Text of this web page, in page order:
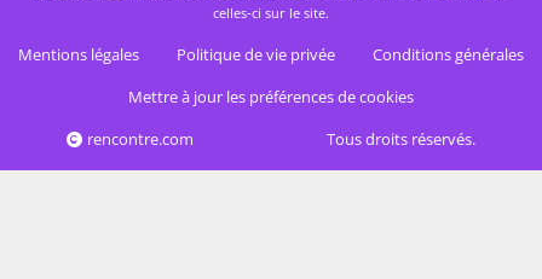
celles-ci sur le site.
Mentions légales Politique de vie privée
Conditions générales
Mettre à jour les préférences de cookies
rencontre.com
Tous droits réservés.